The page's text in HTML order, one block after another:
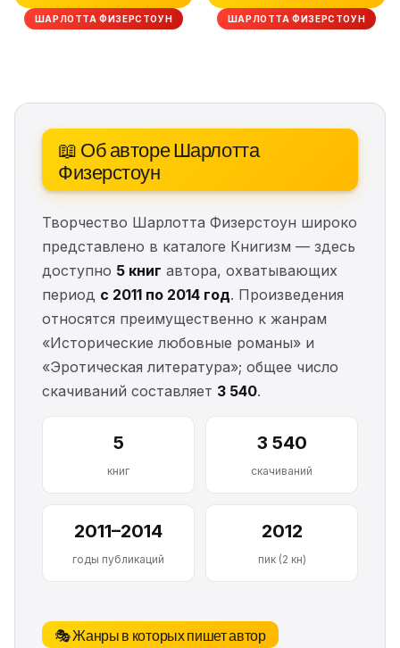
ШАРЛОТТА ФИЗЕРСТОУН ШАРЛОТТА ФИЗЕРСТОУН
📖 Об авторе Шарлотта
Физерстоун
Творчество Шарлотта Физерстоун широко
представлено в каталоге Книгизм — здесь
доступно 5 книг автора, охватывающих
период с 2011 по 2014 год. Произведения
относятся преимущественно к жанрам
«Исторические любовные романы» и
«Эротическая литература»; общее число
скачиваний составляет 3 540.
5
книг
3 540
скачиваний
2011–2014
годы публикаций
2012
пик (2 кн)
🎭 Жанры в которых пишет автор